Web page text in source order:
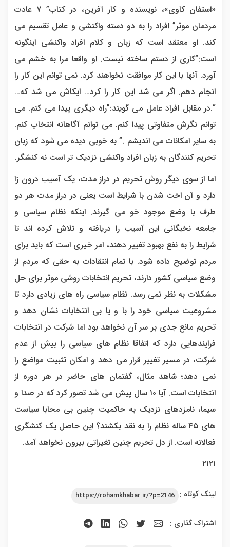
«استفان کاوی»، نویسنده و کار آفرین، در کتاب” ۷ عادت
مردمان موثر” افراد را به دو دسته واکنشی و عامل تقسیم می
کند. او معتقد است که زبان و کلام افراد واکنشی اینگونه
است:”کاری از دستم ساخته نیست. او واقعا مرا به خشم می
آورد. آنها با این کار موافقت نخواهند کرد. نمی توانم این کار را
انجام دهم. اگر می شد این کار را کرد… ایکاش می شد که…
“.در مقابل افراد عامل می گویند:”راه دیگری پیدا می کنم. می
توانم نگرش متفاوتی پیدا کنم. می توانم آگاهانه انتخاب کنم.
به سایر امکانات می اندیشم .” به خوبی دیده می شود که زبان
تحریم کنندگان به زبان افراد واکنشی نزدیک تر است نه کنشگر.
اما از سوی دیگر روش تحریم در دراز مدت، یک آسیب درون زا
دارد و آن اخت شدن با شرایط است یعنی در دراز مدت هر دو
طرف با وضع موجود خو می گیرند. اینکه نظام سیاسی و
جامعه نخبگانی این آسیب را دریافته و تلاش کرده اند تا
شرایط را به نفع بهبود تغییر دهند، امر خیری است که باید برای
مردم توضیح داده شود. با تمام انتقادات به حقی که مردم از
وضع سیاسی کشور دارند، تحریم انتخابات روشی موثر برای حل
مشکلات به نظر نمی رسد. نظام سیاسی راه های زیادی دارد تا
مشروعیت سیاسی خود را با و یا بی انتخابات نشان دهد و
تحریم مانع جدی بر سر آن نخواهد بود اما شرکت در انتخابات
فرایندهایی دارد که اتفاقا نظام های سیاسی را بیش از عدم
شرکت، در مسیر تغییر قرار می دهد و امکان تثبیت مواضع را
نمی دهد؛ شاهد مثال، گفتمان های حاضر در هر دوره از
انتخابات است. آیا ۱۰ سال پیش می شد تصور کرد که در صدا و
سیما، نامزدهای نزدیک به حاکمیت چنین بی محابا سیاست
های ۴۵ ساله نظام را به نقد بکشند؟ این حاصل یک کنشگری
فعالانه است. از دل تحریم چنین تغیراتی بیرون نخواهد آمد.
۲۱۲۱
لینک کوتاه : https://rohamkhabar.ir/?p=2146
اشتراک گذاری :